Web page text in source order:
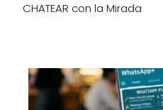
CHATEAR con la Mirada